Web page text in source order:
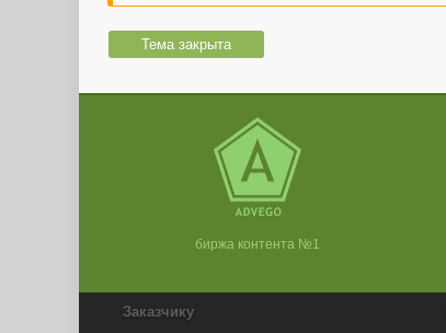
Тема закрыта
биржа контента №1
Заказчику